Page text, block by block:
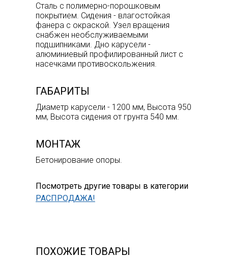
Сталь с полимерно-порошковым
покрытием. Сидения - влагостойкая
фанера с окраской. Узел вращения
снабжен необслуживаемыми
подшипниками. Дно карусели -
алюминиевый профилированный лист с
насечками противоскольжения.
ГАБАРИТЫ
Диаметр карусели - 1200 мм, Высота 950
мм, Высота сидения от грунта 540 мм.
МОНТАЖ
Бетонирование опоры.
Посмотреть другие товары в категории
РАСПРОДАЖА!
ПОХОЖИЕ ТОВАРЫ